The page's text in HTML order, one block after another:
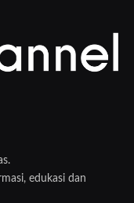
edukasi dan